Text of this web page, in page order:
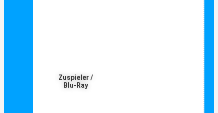
Zuspieler /
Blu-Ray